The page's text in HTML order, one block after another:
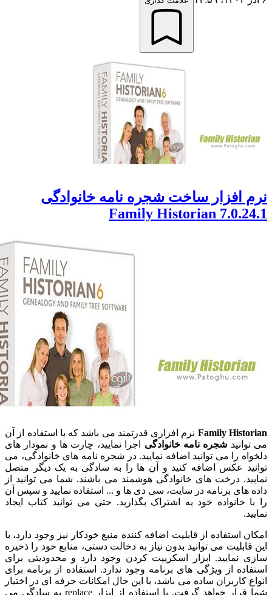
ساخت شجره نامه خانوادگی
Family Historian
Familyنرم افزاری قدرتمند می باشد که با استفاده از آن
شجره نامه خانوادگیاجرا نمایید، چارت ها و نمودار های
را می توانید اضافه نمایید. در شجره نامه های خانوادگی، می
عکس اضافه کنید و آن ها را به سادگی به یک دیگر متصل
درخت های خانوادگی هوشمند می باشند. شما می توانید از
برنامه در سایت، سی دی ها و ... استفاده نمایید و سپس آن
خود به اشتراک بگذارید. حتی می توانید کتاب ایجاد
از قابلیت اضافه کننده منبع خودکار نیز وجود دارد، با
می توانید بدون نیاز به دخالت دستی، منابع خود را ذخیره
ابزار اسکریپت کردن وجود دارد و محدودیتی برای
از ویژگی های برنامه وجود ندارد. استفاده از برنامه برای
کاربران ساده می باشد، با این حال امکانات حرفه ای در اختیار
شما قرار خواهد گرفت. با استفاده از ابزار replace به سادگی می